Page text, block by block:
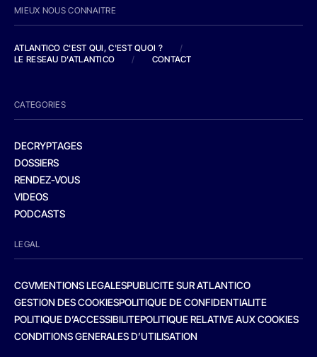
MIEUX NOUS CONNAITRE
ATLANTICO C'EST QUI, C'EST QUOI ?
/
LE RESEAU D'ATLANTICO
/ CONTACT
CATEGORIES
DECRYPTAGES
DOSSIERS
RENDEZ-VOUS
VIDEOS
PODCASTS
LEGAL
CGVMENTIONS LEGALESPUBLICITE SUR ATLANTICO
GESTION DES COOKIESPOLITIQUE DE CONFIDENTIALITE
POLITIQUE D’ACCESSIBILITEPOLITIQUE RELATIVE AUX COOKIES
CONDITIONS GENERALES D’UTILISATION